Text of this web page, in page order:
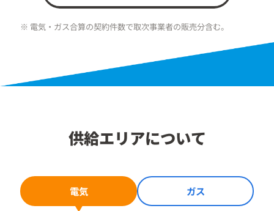
※ 電気・ガス合算の契約件数で取次事業者の販売分含む。
供給エリアについて
電気 ガス